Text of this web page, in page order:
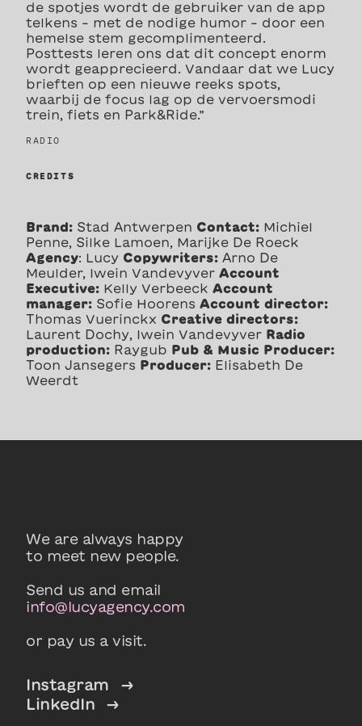
de spotjes wordt de gebruiker van de app
telkens – met de nodige humor – door een
hemelse stem gecomplimenteerd.
Posttests leren ons dat dit concept enorm
wordt geapprecieerd. Vandaar dat we Lucy
brieften op een nieuwe reeks spots,
waarbij de focus lag op de vervoersmodi
trein, fiets en Park&Ride.”
RADIO
CREDITS
Brand: Stad Antwerpen Contact: Michiel
Penne, Silke Lamoen, Marijke De Roeck
Agency: Lucy Copywriters: Arno De
Meulder, Iwein Vandevyver Account
Executive: Kelly Verbeeck Account
manager: Sofie Hoorens Account director:
Thomas Vuerinckx Creative directors:
Laurent Dochy, Iwein Vandevyver Radio
production: Raygub Pub & Music Producer:
Toon Jansegers Producer: Elisabeth De
Weerdt
We are always happy
to meet new people.
Send us and email
info@lucyagency.com
or pay us a visit.
Instagram
→
LinkedIn
→